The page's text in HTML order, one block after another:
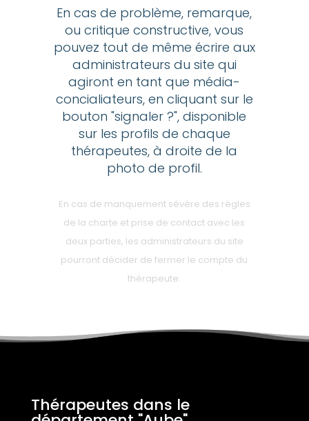
En cas de problème, remarque,
ou critique constructive, vous
pouvez tout de même écrire aux
administrateurs du site qui
agiront en tant que média-
concialiateurs, en cliquant sur le
bouton "signaler ?", disponible
sur les profils de chaque
thérapeutes, à droite de la
photo de profil.
En cas de manquement sévère des règles
de la charte et prise de contact avec les
deux parties, les administrateurs du site
pourront décider de fermer le compte du
thérapeute.
Thérapeutes dans le